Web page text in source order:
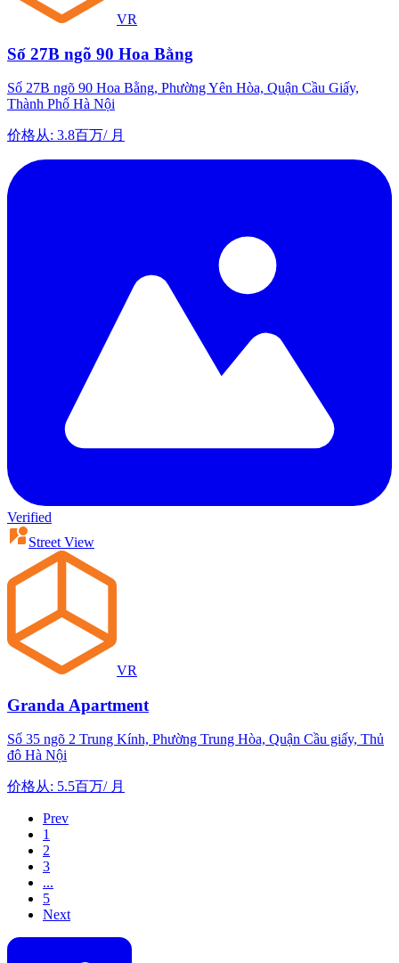
VR
Số 27B ngõ 90 Hoa Bằng
Số 27B ngõ 90 Hoa Bằng, Phường Yên Hòa, Quận Cầu Giấy,
Thành Phố Hà Nội
价格从: 3.8百万/月
Verified
Street View
VR
Granda Apartment
Số 35 ngõ 2 Trung Kính, Phường Trung Hòa, Quận Cầu giấy, Thủ
đô Hà Nội
价格从: 5.5百万/月
Prev
1
2
3
...
5
Next